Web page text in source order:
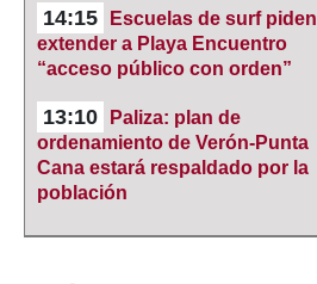
14:15
Escuelas de surf piden
extender a Playa Encuentro
“acceso público con orden”
13:10
Paliza: plan de
ordenamiento de Verón-Punta
Cana estará respaldado por la
población